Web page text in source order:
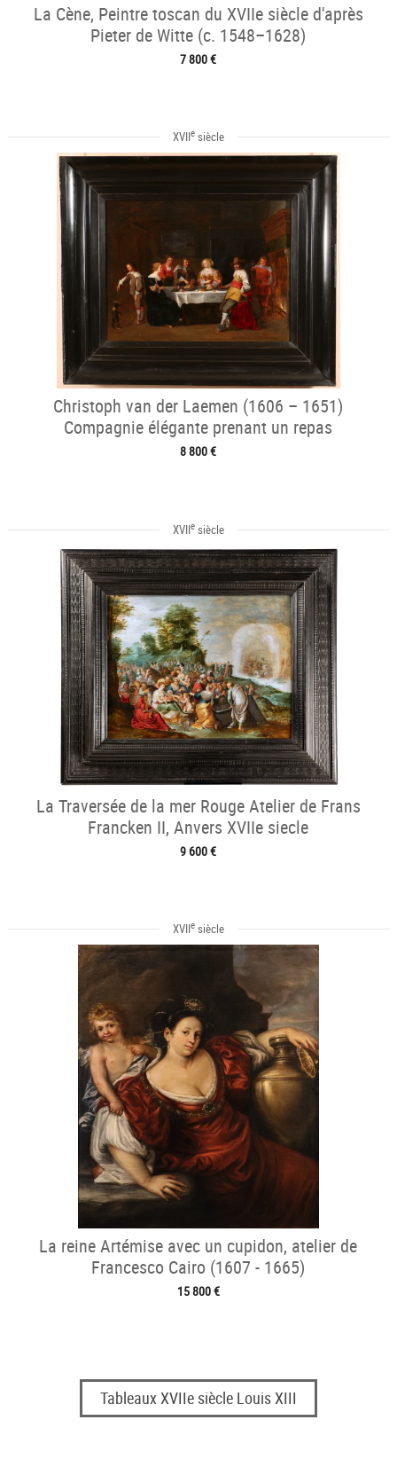
La Cène, Peintre toscan du XVIIe siècle d'après
Pieter de Witte (c. 1548–1628)
7 800 €
XVIIesiècle
Christoph van der Laemen (1606 – 1651)
Compagnie élégante prenant un repas
8 800 €
XVIIesiècle
La Traversée de la mer Rouge Atelier de Frans
Francken II, Anvers XVIIe siecle
9 600 €
XVIIesiècle
La reine Artémise avec un cupidon, atelier de
Francesco Cairo (1607 - 1665)
15 800 €
Tableaux XVIIe siècle Louis XIII